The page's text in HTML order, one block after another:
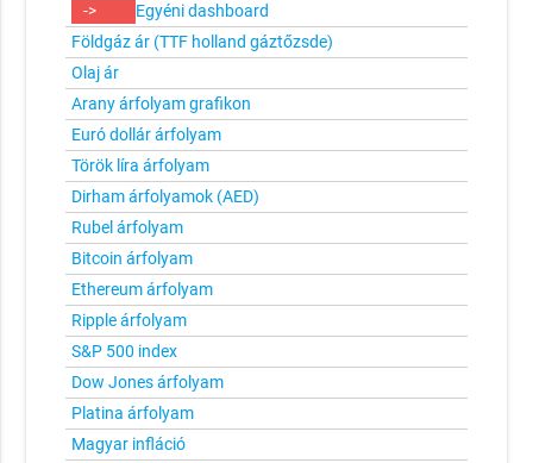
->
Egyéni dashboard
Földgáz ár (TTF holland gáztőzsde)
Olaj ár
Arany árfolyam grafikon
Euró dollár árfolyam
Török líra árfolyam
Dirham árfolyamok (AED)
Rubel árfolyam
Bitcoin árfolyam
Ethereum árfolyam
Ripple árfolyam
S&P 500 index
Dow Jones árfolyam
Platina árfolyam
Magyar infláció